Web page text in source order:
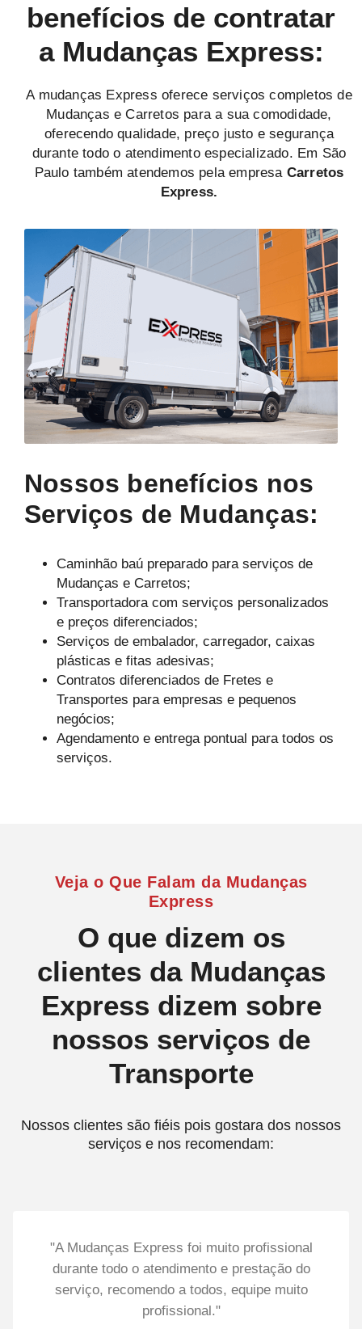
benefícios de contratar
a Mudanças Express:
A mudanças Express oferece serviços completos de
Mudanças e Carretos para a sua comodidade,
oferecendo qualidade, preço justo e segurança
durante todo o atendimento especializado. Em São
Paulo também atendemos pela empresa Carretos
Express.
Nossos benefícios nos
Serviços de Mudanças:
Caminhão baú preparado para serviços de
Mudanças e Carretos;
Transportadora com serviços personalizados
e preços diferenciados;
Serviços de embalador, carregador, caixas
plásticas e fitas adesivas;
Contratos diferenciados de Fretes e
Transportes para empresas e pequenos
negócios;
Agendamento e entrega pontual para todos os
serviços.
Veja o Que Falam da Mudanças
Express
O que dizem os
clientes da Mudanças
Express dizem sobre
nossos serviços de
Transporte
Nossos clientes são fiéis pois gostara dos nossos
serviços e nos recomendam:
"A Mudanças Express foi muito profissional
durante todo o atendimento e prestação do
serviço, recomendo a todos, equipe muito
profissional."